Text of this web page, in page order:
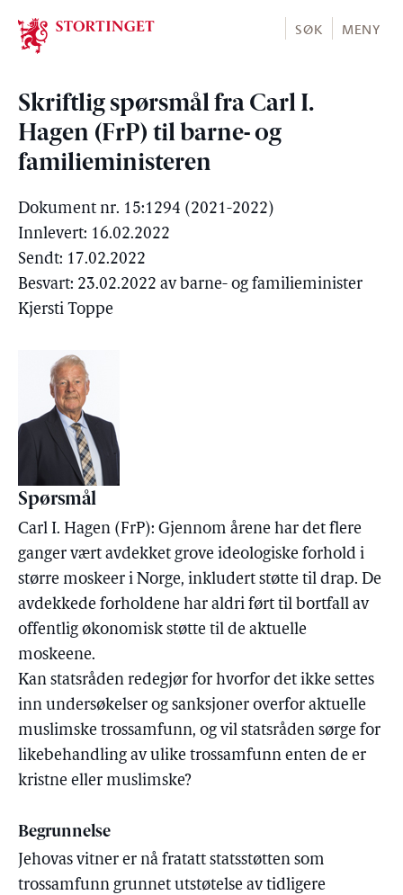
Stortinget.no
SØK MENY
Skriftlig spørsmål fra Carl I.
Hagen (FrP) til barne- og
familieministeren
Dokument nr. 15:1294 (2021-2022)
Innlevert: 16.02.2022
Sendt: 17.02.2022
Besvart: 23.02.2022 av barne- og familieminister
Kjersti Toppe
Spørsmål
Carl I. Hagen (FrP): Gjennom årene har det flere
ganger vært avdekket grove ideologiske forhold i
større moskeer i Norge, inkludert støtte til drap. De
avdekkede forholdene har aldri ført til bortfall av
offentlig økonomisk støtte til de aktuelle
moskeene.
Kan statsråden redegjør for hvorfor det ikke settes
inn undersøkelser og sanksjoner overfor aktuelle
muslimske trossamfunn, og vil statsråden sørge for
likebehandling av ulike trossamfunn enten de er
kristne eller muslimske?
Begrunnelse
Jehovas vitner er nå fratatt statsstøtten som
trossamfunn grunnet utstøtelse av tidligere